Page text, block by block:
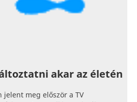
akar az életén
jelent meg először a TV